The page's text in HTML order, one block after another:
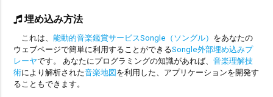
埋め込み方法
これは、能動的音楽鑑賞サービスSongle（ソングル） をあなたの
ウェブページで簡単に利用することができるSongle外部埋め込みプ
レーヤです。 あなたにプログラミングの知識があれば、音楽理解技
術により解析された音楽地図を利用した、アプリケーションを開発す
ることもできます。